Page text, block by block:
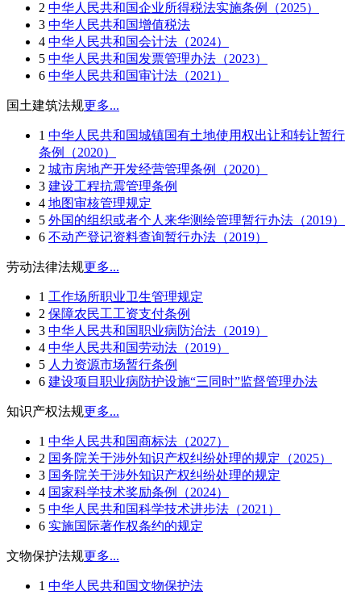
2 中华人民共和国企业所得税法实施条例（2025）
3 中华人民共和国增值税法
4 中华人民共和国会计法（2024）
5 中华人民共和国发票管理办法（2023）
6 中华人民共和国审计法（2021）
国土建筑法规更多...
1 中华人民共和国城镇国有土地使用权出让和转让暂行
条例（2020）
2 城市房地产开发经营管理条例（2020）
3 建设工程抗震管理条例
4 地图审核管理规定
5 外国的组织或者个人来华测绘管理暂行办法（2019）
6 不动产登记资料查询暂行办法（2019）
劳动法律法规更多...
1 工作场所职业卫生管理规定
2 保障农民工工资支付条例
3 中华人民共和国职业病防治法（2019）
4 中华人民共和国劳动法（2019）
5 人力资源市场暂行条例
6 建设项目职业病防护设施“三同时”监督管理办法
知识产权法规更多...
1 中华人民共和国商标法（2027）
2 国务院关于涉外知识产权纠纷处理的规定（2025）
3 国务院关于涉外知识产权纠纷处理的规定
4 国家科学技术奖励条例（2024）
5 中华人民共和国科学技术进步法（2021）
6 实施国际著作权条约的规定
文物保护法规更多...
1 中华人民共和国文物保护法